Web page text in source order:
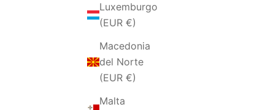
Luxemburgo
(EUR €)
Macedonia
del Norte
(EUR €)
Malta
PRECIO DE OFERTA
€30,00 EUR